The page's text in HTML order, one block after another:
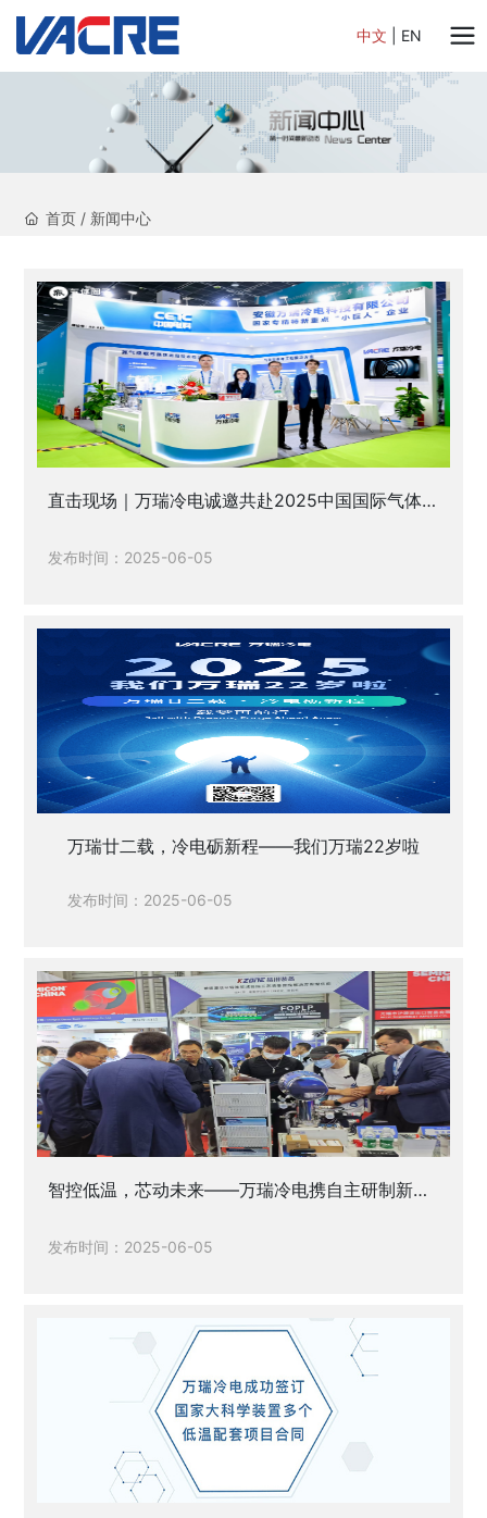
中文 EN
首页 / 新闻中心
直击现场｜万瑞冷电诚邀共赴2025中国国际气体
发布时间：2025-06-05
万瑞廿二载，冷电砺新程——我们万瑞22岁啦
发布时间：2025-06-05
智控低温，芯动未来——万瑞冷电携自主研制新一
发布时间：2025-06-05